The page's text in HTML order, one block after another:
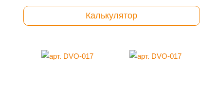
Калькулятор